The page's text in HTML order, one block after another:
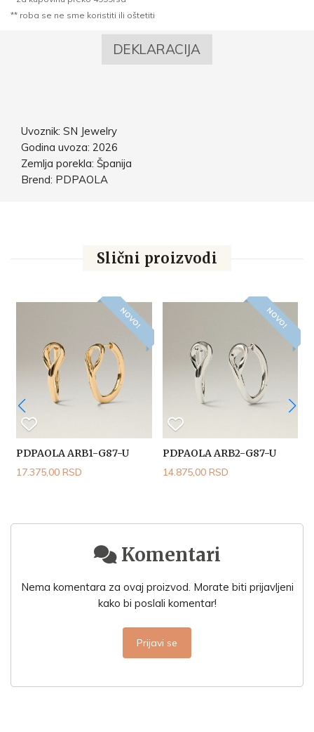
** roba se ne sme koristiti ili oštetiti
DEKLARACIJA
Uvoznik: SN Jewelry
Godina uvoza: 2026
Zemlja porekla: Španija
Brend: PDPAOLA
Slični proizvodi
NOVO!
PDPAOLA ARB1-G87-U
17.375,00 RSD
NOVO!
PDPAOLA ARB2-G87-U
14.875,00 RSD
Komentari
Nema komentara za ovaj proizvod. Morate biti prijavljeni
kako bi poslali komentar!
Prijavi se